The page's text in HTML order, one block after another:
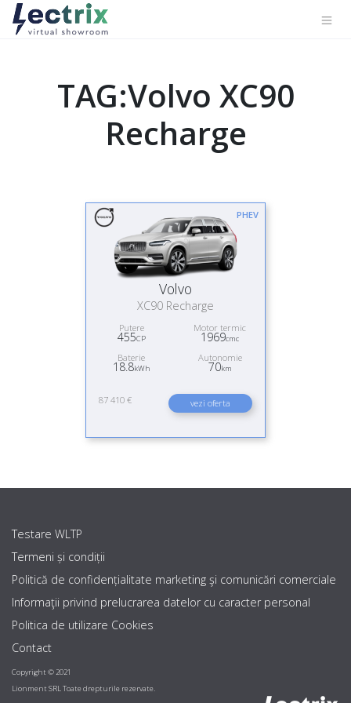
TAG:Volvo XC90
Recharge
PHEV
Volvo
XC90 Recharge
Putere
455CP
Motor termic
1969cmc
Baterie
18.8kWh
Autonomie
70km
87 410 € vezi oferta
Testare WLTP
Termeni și condiții
Politică de confidențialitate marketing şi comunicări comerciale
Informaţii privind prelucrarea datelor cu caracter personal
Politica de utilizare Cookies
Contact
Copyright © 2021
Lionment SRL Toate drepturile rezervate.